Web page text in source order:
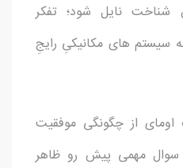
شناخت نایل شود؛ تفکر
سیستم های مکانیکیِ رایجِ
از چگونگی موفقیت
سوال مهمی پیش رو ظاهر